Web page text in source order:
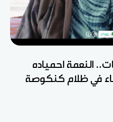
النعمة احمياده
في ظلام كنكوصة